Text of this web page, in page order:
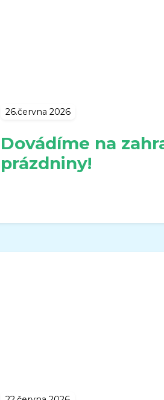
26.června 2026
Dovádíme na
prázdniny!